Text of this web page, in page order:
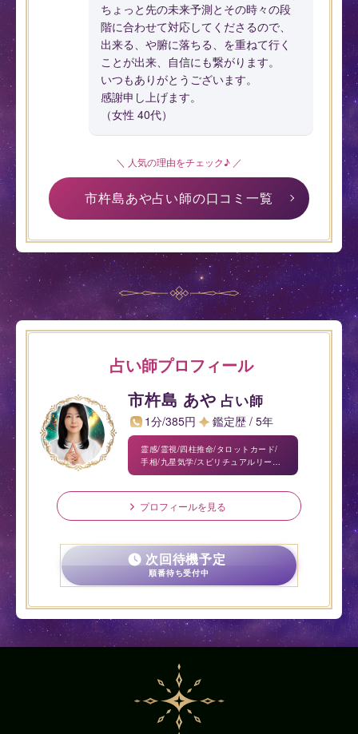
ちょっと先の未来予測とその時々の段
階に合わせて対応してくださるので、
出来る、や腑に落ちる、を重ねて行く
ことが出来、自信にも繋がります。
いつもありがとうございます。
感謝申し上げます。
（女性 40代）
＼ 人気の理由をチェック♪ ／
市杵島あや占い師の口コミ一覧
占い師プロフィール
市杵島 あや 占い師
1分/385円 鑑定歴 / 5年
霊感/霊視/四柱推命/タロットカード/
手相/九星気学/スピリチュアルリーデ
ィング
プロフィールを見る
次回待機予定
順番待ち受付中